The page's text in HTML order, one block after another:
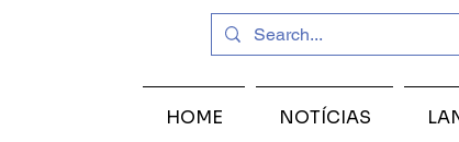
HOME NOTÍCIAS